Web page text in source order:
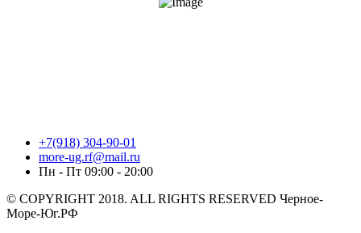
+7(918) 304-90-01
more-ug.rf@mail.ru
Пн - Пт 09:00 - 20:00
© COPYRIGHT 2018. ALL RIGHTS RESERVED Черное-
Море-Юг.РФ